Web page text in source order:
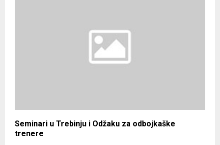
Seminari u Trebinju i Odžaku za odbojkaške
trenere